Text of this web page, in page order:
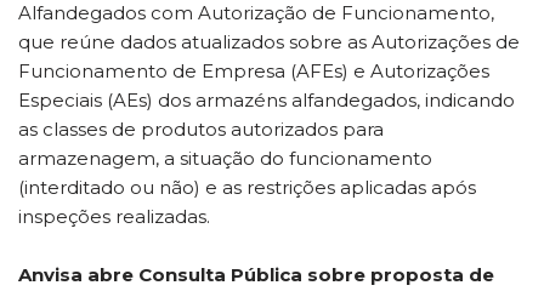
Alfandegados com Autorização de Funcionamento,
que reúne dados atualizados sobre as Autorizações de
Funcionamento de Empresa (AFEs) e Autorizações
Especiais (AEs) dos armazéns alfandegados, indicando
as classes de produtos autorizados para
armazenagem, a situação do funcionamento
(interditado ou não) e as restrições aplicadas após
inspeções realizadas.
Anvisa abre Consulta Pública sobre proposta de